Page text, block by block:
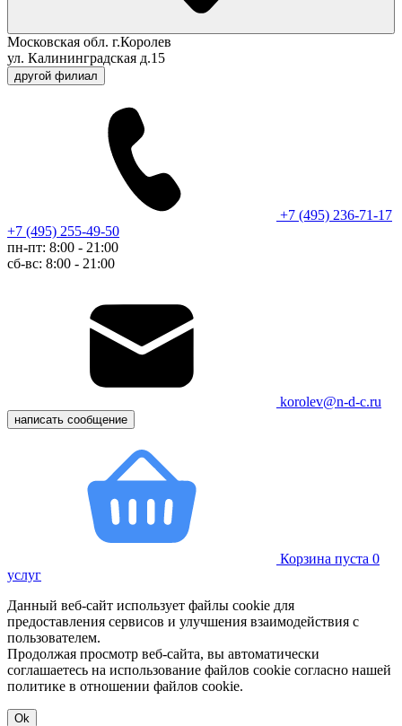
Московская обл. г.Королев
ул. Калининградская д.15
другой филиал
+7 (495) 236-71-17
+7 (495) 255-49-50
пн-пт: 8:00 - 21:00
сб-вс: 8:00 - 21:00
korolev@n-d-c.ru
написать сообщение
Корзина пуста 0
услуг
Данный веб-сайт использует файлы cookie для
предоставления сервисов и улучшения взаимодействия с
пользователем.
Продолжая просмотр веб-сайта, вы автоматически
соглашаетесь на использование файлов cookie согласно нашей
политике в отношении файлов cookie.
Ok